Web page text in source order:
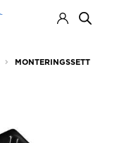
MONTERINGSSETT